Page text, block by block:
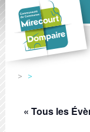
« Tous les